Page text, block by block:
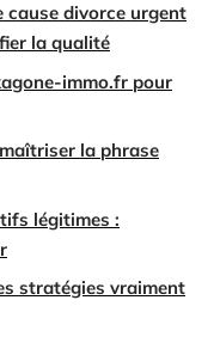
cause divorce urgent
la qualité
immo.fr pour
la phrase
légitimes :
stratégies vraiment